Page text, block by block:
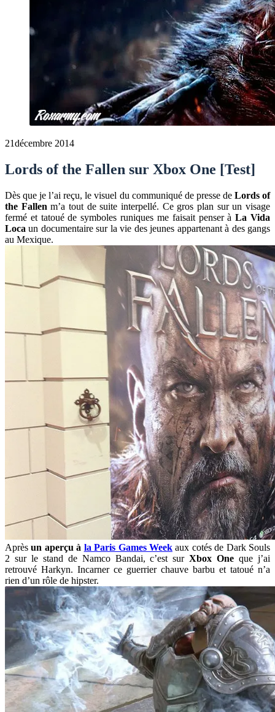
21décembre 2014
Lords of the Fallen sur Xbox One [Test]
Dès que je l’ai reçu, le visuel du communiqué de presse de Lords of
the Fallen m’a tout de suite interpellé. Ce gros plan sur un visage
fermé et tatoué de symboles runiques me faisait penser àLa Vida
Loca un documentaire sur la vie des jeunes appartenant à des gangs
au Mexique.
Aprèsun aperçu à la Paris Games Weekaux cotés de Dark Souls
2 sur le stand de Namco Bandai, c’est surXbox One que j’ai
retrouvé Harkyn. Incarner ce guerrier chauve barbu et tatoué n’a
rien d’un rôle de hipster.